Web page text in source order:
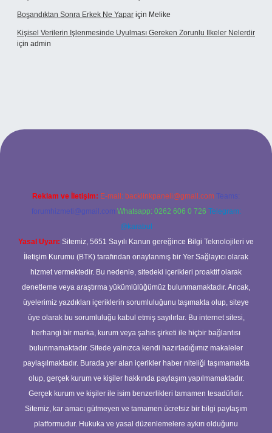
Boşandıktan Sonra Erkek Ne Yapar için Melike
Kişisel Verilerin Işlenmesinde Uyulması Gereken Zorunlu Ilkeler Nelerdir
için admin
Reklam ve İletişim: E-mail: backlinkpaneli@gmail.com Teams:
forumhizmeti@gmail.com Whatsapp: 0262 606 0 726 Telegram:
@karabul
Yasal Uyarı: Sitemiz, 5651 Sayılı Kanun gereğince Bilgi Teknolojileri ve
İletişim Kurumu (BTK) tarafından onaylanmış bir Yer Sağlayıcı olarak
hizmet vermektedir. Bu nedenle, sitedeki içerikleri proaktif olarak
denetleme veya araştırma yükümlülüğümüz bulunmamaktadır. Ancak,
üyelerimiz yazdıkları içeriklerin sorumluluğunu taşımakta olup, siteye
üye olarak bu sorumluluğu kabul etmiş sayılırlar. Bu internet sitesi,
herhangi bir marka, kurum veya şahıs şirketi ile hiçbir bağlantısı
bulunmamaktadır. Sitede yalnızca kendi hazırladığımız makaleler
paylaşılmaktadır. Burada yer alan içerikler haber niteliği taşımamakta
olup, gerçek kurum ve kişiler hakkında paylaşım yapılmamaktadır.
Gerçek kurum ve kişiler ile isim benzerlikleri tamamen tesadüfidir.
Sitemiz, kar amacı gütmeyen ve tamamen ücretsiz bir bilgi paylaşım
platformudur. Hukuka ve yasal düzenlemelere aykırı olduğunu